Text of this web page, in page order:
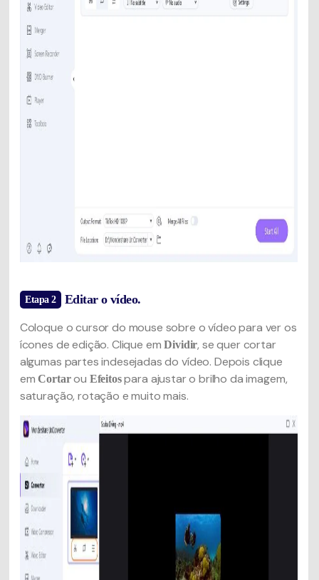
Etapa 2 Editar o vídeo.
Coloque o cursor do mouse sobre o vídeo para ver os
ícones de edição. Clique emDividir, se quer cortar
algumas partes indesejadas do vídeo. Depois clique
emCortarou Efeitospara ajustar o brilho da imagem,
saturação, rotação e muito mais.